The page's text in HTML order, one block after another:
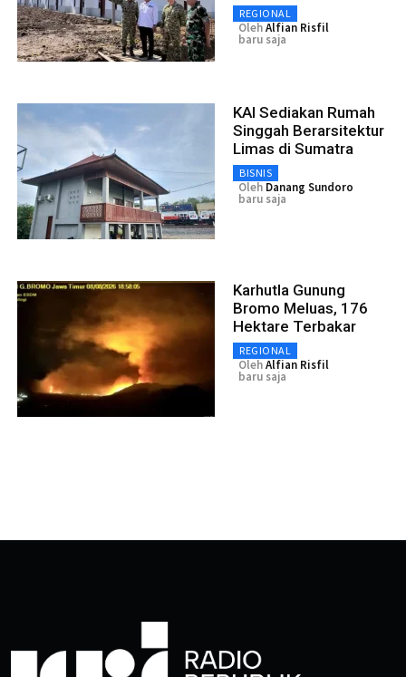
REGIONAL
OlehAlfian Risfil
baru saja
KAI Sediakan Rumah
Singgah Berarsitektur
Limas di Sumatra
BISNIS
Oleh Danang Sundoro
baru saja
Karhutla Gunung
Bromo Meluas, 176
Hektare Terbakar
REGIONAL
OlehAlfian Risfil
baru saja